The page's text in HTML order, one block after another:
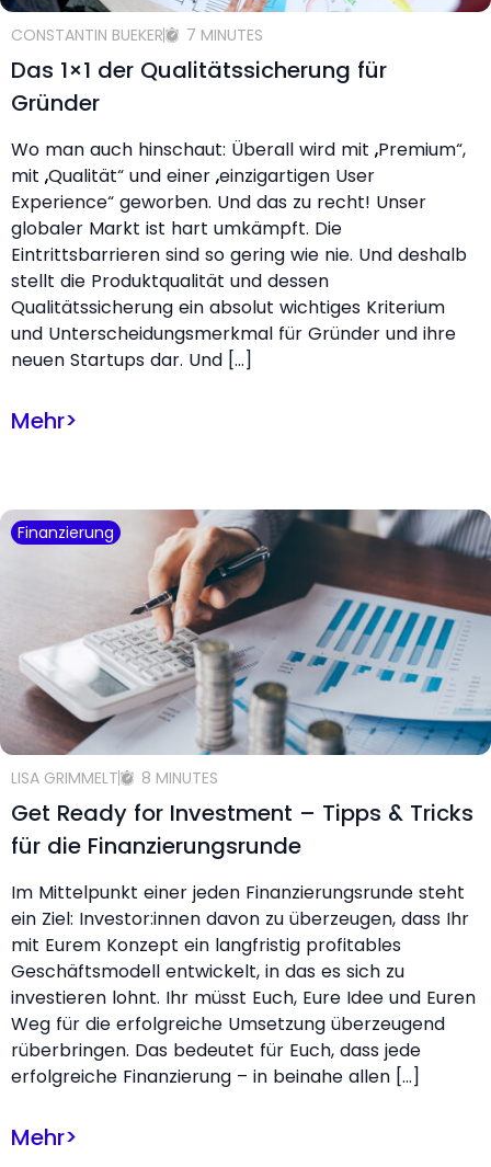
CONSTANTIN BUEKER 7 MINUTES
Das 1×1 der Qualitätssicherung für
Gründer
Wo man auch hinschaut: Überall wird mit „Premium“,
mit „Qualität“ und einer „einzigartigen User
Experience“ geworben. Und das zu recht! Unser
globaler Markt ist hart umkämpft. Die
Eintrittsbarrieren sind so gering wie nie. Und deshalb
stellt die Produktqualität und dessen
Qualitätssicherung ein absolut wichtiges Kriterium
und Unterscheidungsmerkmal für Gründer und ihre
neuen Startups dar. Und […]
Mehr>
Finanzierung
LISA GRIMMELT 8 MINUTES
Get Ready for Investment – Tipps & Tricks
für die Finanzierungsrunde
Im Mittelpunkt einer jeden Finanzierungsrunde steht
ein Ziel: Investor:innen davon zu überzeugen, dass Ihr
mit Eurem Konzept ein langfristig profitables
Geschäftsmodell entwickelt, in das es sich zu
investieren lohnt. Ihr müsst Euch, Eure Idee und Euren
Weg für die erfolgreiche Umsetzung überzeugend
rüberbringen. Das bedeutet für Euch, dass jede
erfolgreiche Finanzierung – in beinahe allen […]
Mehr>